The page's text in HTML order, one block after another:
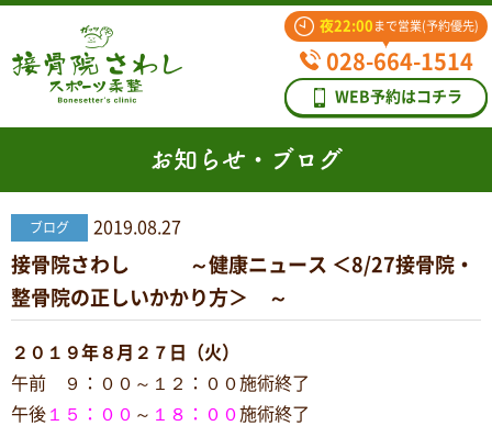
夜22:00 まで営業(予約優先)
028-664-1514
WEB予約はコチラ
お知らせ・ブログ
ブログ 2019.08.27
接骨院さわし ～健康ニュース ＜8/27接骨院・
整骨院の正しいかかり方＞ ～
２０１９年８月２７日（火）
午前 ９：００～１２：００施術終了
午後 １５：００ ～ １８：００施術終了